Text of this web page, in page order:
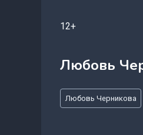
12+
Любовь
Метки
записи:
Любовь Черникова